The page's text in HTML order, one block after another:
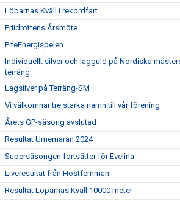
Löparnas Kväll i rekordfart
Friidrottens Årsmöte
PiteEnergispelen
Individuellt silver och lagguld på Nordiska
terräng
Lagsilver på Terräng-SM
Vi välkomnar tre starka namn till vår förening
Årets GP-säsong avslutad
Resultat Umemaran 2024
Supersäsongen fortsätter för Evelina
Liveresultat från Höstfemman
Resultat Löparnas Kväll 10000 meter